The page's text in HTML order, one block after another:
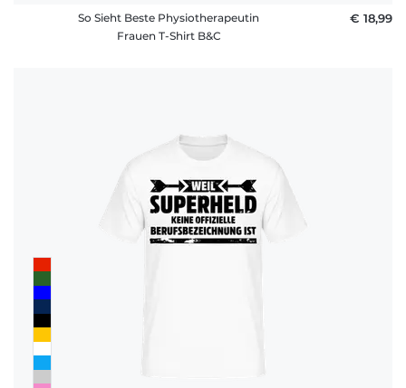
So Sieht Beste Physiotherapeutin
Frauen T-Shirt B&C
€ 18,99